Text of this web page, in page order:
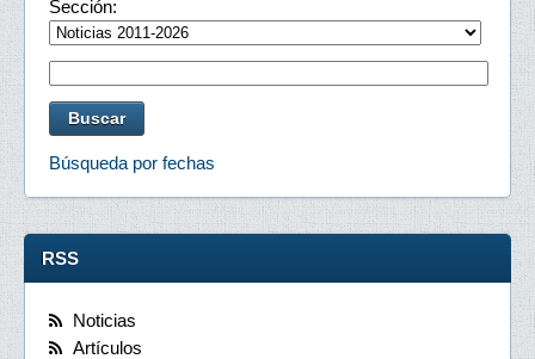
Sección:
Búsqueda por fechas
RSS
Noticias
Artículos